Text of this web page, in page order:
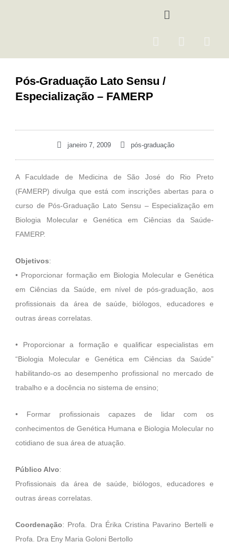
Menu
F
e
b
I
m
Y
Pós-Graduação Lato Sensu /
Especialização – FAMERP
janeiro 7, 2009 pós-graduação
A Faculdade de Medicina de São José do Rio Preto
(FAMERP) divulga que está com inscrições abertas para o
curso de Pós-Graduação Lato Sensu – Especialização em
Biologia Molecular e Genética em Ciências da Saúde-
FAMERP.
Objetivos:
• Proporcionar formação em Biologia Molecular e Genética
em Ciências da Saúde, em nível de pós-graduação, aos
profissionais da área de saúde, biólogos, educadores e
outras áreas correlatas.
• Proporcionar a formação e qualificar especialistas em
“Biologia Molecular e Genética em Ciências da Saúde”
habilitando-os ao desempenho profissional no mercado de
trabalho e a docência no sistema de ensino;
• Formar profissionais capazes de lidar com os
conhecimentos de Genética Humana e Biologia Molecular no
cotidiano de sua área de atuação.
Público Alvo:
Profissionais da área de saúde, biólogos, educadores e
outras áreas correlatas.
Coordenação: Profa. Dra Érika Cristina Pavarino Bertelli e
Profa. Dra Eny Maria Goloni Bertollo